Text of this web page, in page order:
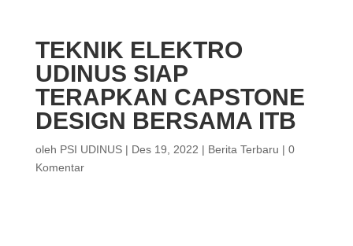
TEKNIK ELEKTRO
UDINUS SIAP
TERAPKAN CAPSTONE
DESIGN BERSAMA ITB
oleh PSI UDINUS| Des 19, 2022 | Berita Terbaru | 0
Komentar